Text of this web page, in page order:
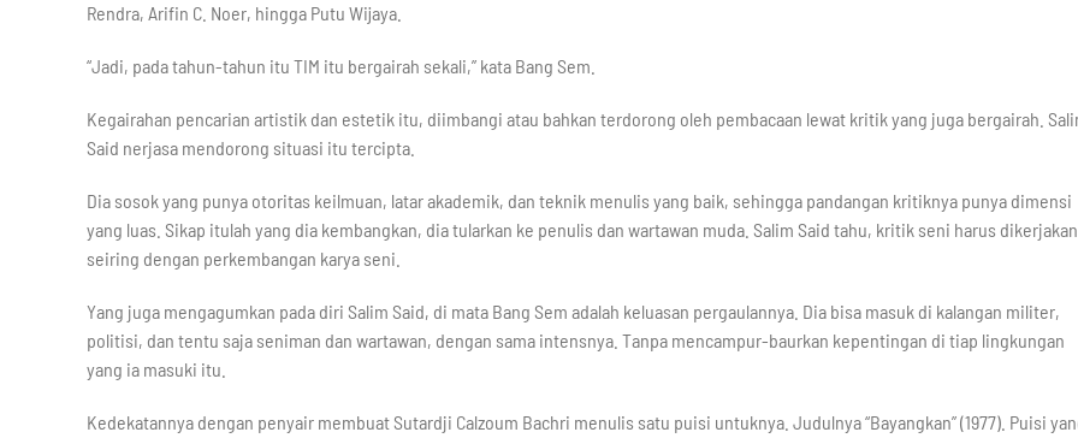
Rendra, Arifin C. Noer, hingga Putu Wijaya.
“Jadi, pada tahun-tahun itu TIM itu bergairah sekali,” kata Bang Sem.
Kegairahan pencarian artistik dan estetik itu, diimbangi atau bahkan terdorong oleh pembacaan lewat kritik yang juga bergairah.
Said nerjasa mendorong situasi itu tercipta.
Dia sosok yang punya otoritas keilmuan, latar akademik, dan teknik menulis yang baik, sehingga pandangan kritiknya punya dimensi
yang luas. Sikap itulah yang dia kembangkan, dia tularkan ke penulis dan wartawan muda. Salim Said tahu, kritik seni harus dikerjakan
seiring dengan perkembangan karya seni.
Yang juga mengagumkan pada diri Salim Said, di mata Bang Sem adalah keluasan pergaulannya. Dia bisa masuk di kalangan militer,
politisi, dan tentu saja seniman dan wartawan, dengan sama intensnya. Tanpa mencampur-baurkan kepentingan di tiap lingkungan
yang ia masuki itu.
Kedekatannya dengan penyair membuat Sutardji Calzoum Bachri menulis satu puisi untuknya. Judulnya “Bayangkan” (1977). Puisi